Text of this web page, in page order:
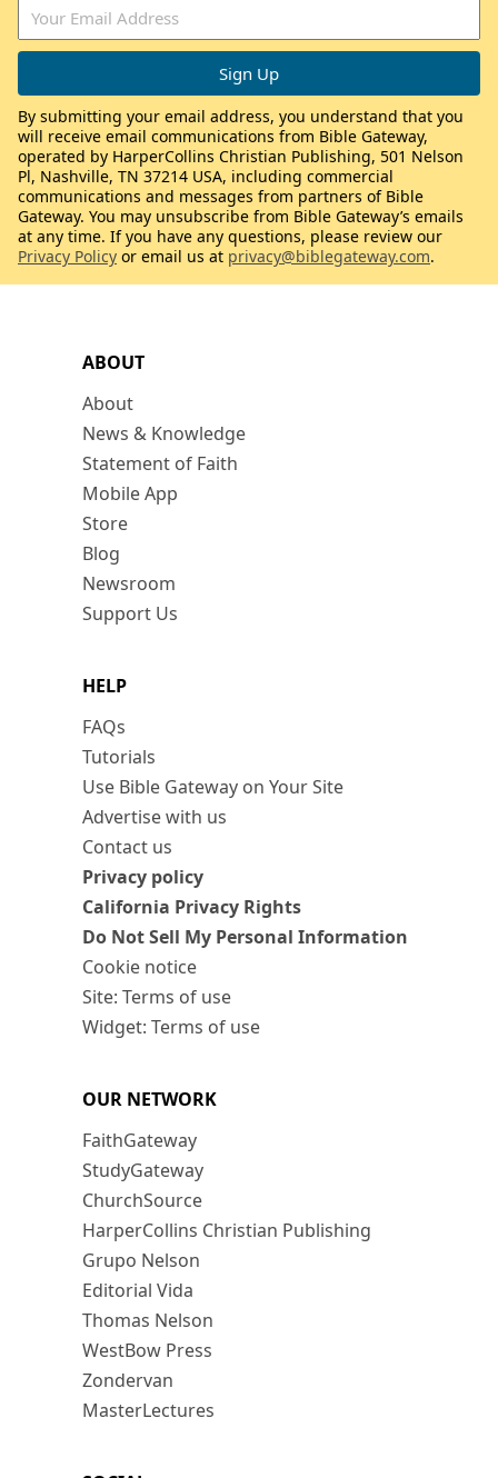
ABOUT
About
News & Knowledge
Statement of Faith
Mobile App
Store
Blog
Newsroom
Support Us
HELP
FAQs
Tutorials
Use Bible Gateway on Your Site
Advertise with us
Contact us
Privacy policy
California Privacy Rights
Do Not Sell My Personal Information
Cookie notice
Site: Terms of use
Widget: Terms of use
OUR NETWORK
FaithGateway
StudyGateway
ChurchSource
HarperCollins Christian Publishing
Grupo Nelson
Editorial Vida
Thomas Nelson
WestBow Press
Zondervan
MasterLectures
By submitting your email address, you understand that you
will receive email communications from Bible Gateway,
operated by HarperCollins Christian Publishing, 501 Nelson
Pl, Nashville, TN 37214 USA, including commercial
communications and messages from partners of Bible
Gateway. You may unsubscribe from Bible Gateway’s emails
at any time. If you have any questions, please review our
Privacy Policy or email us at privacy@biblegateway.com.